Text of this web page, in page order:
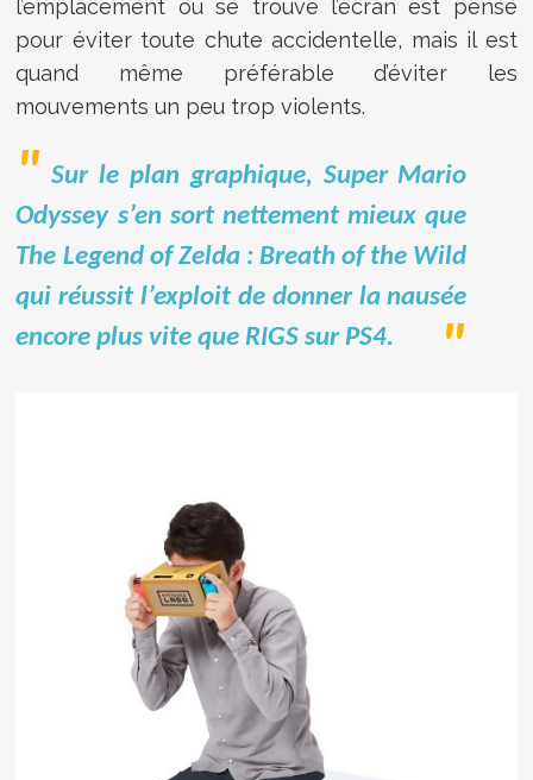
l’emplacement où se trouve l’écran est pensé
pour éviter toute chute accidentelle, mais il est
quand même préférable d’éviter les
mouvements un peu trop violents.
Sur le plan graphique, Super Mario
Odyssey s’en sort nettement mieux que
The Legend of Zelda : Breath of the Wild
qui réussit l’exploit de donner la nausée
encore plus vite que RIGS sur PS4.